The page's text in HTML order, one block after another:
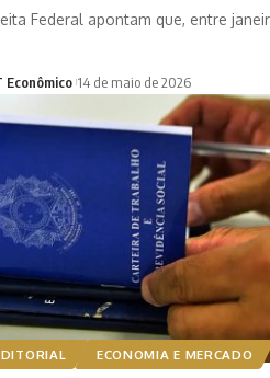
Federal apontam que, entre
Econômico 14 de maio de 2026
ECONOMIA E MERCADO